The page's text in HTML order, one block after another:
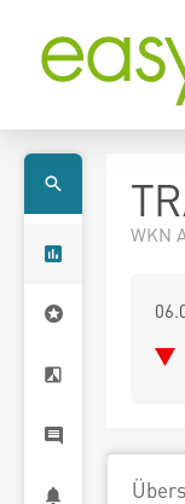
WKN